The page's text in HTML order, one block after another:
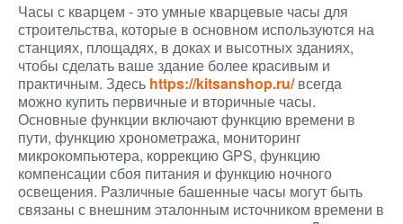
Часы с кварцем - это умные кварцевые часы для
строительства, которые в основном используются на
станциях, площадях, в доках и высотных зданиях,
чтобы сделать ваше здание более красивым и
практичным. Здесь https://kitsanshop.ru/всегда
можно купить первичные и вторичные часы.
Основные функции включают функцию времени в
пути, функцию хронометража, мониторинг
микрокомпьютера, коррекцию GPS, функцию
компенсации сбоя питания и функцию ночного
освещения. Различные башенные часы могут быть
связаны с внешним эталонным источником времени в